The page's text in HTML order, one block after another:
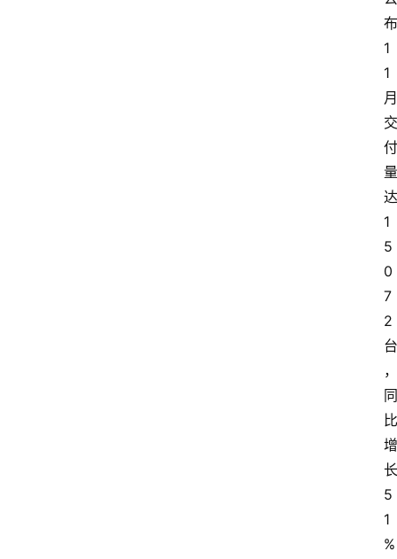
布
1
1
月
交
付
量
达
1
5
0
7
2
台
，
同
比
增
长
5
1
%